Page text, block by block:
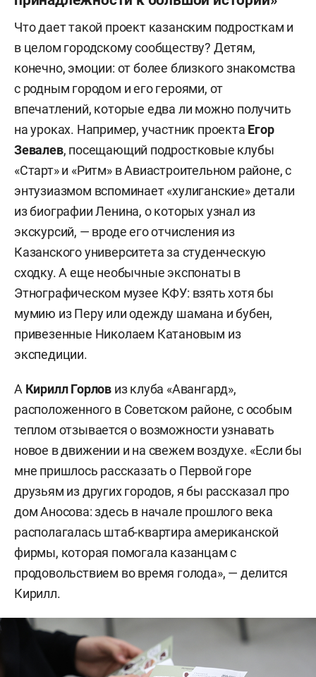
Что дает такой проект казанским подросткам и
в целом городскому сообществу? Детям,
конечно, эмоции: от более близкого знакомства
с родным городом и его героями, от
впечатлений, которые едва ли можно получить
на уроках. Например, участник проекта Егор
Зевалев, посещающий подростковые клубы
«Старт» и «Ритм» в Авиастроительном районе, с
энтузиазмом вспоминает «хулиганские» детали
из биографии Ленина, о которых узнал из
экскурсий, — вроде его отчисления из
Казанского университета за студенческую
сходку. А еще необычные экспонаты в
Этнографическом музее КФУ: взять хотя бы
мумию из Перу или одежду шамана и бубен,
привезенные Николаем Катановым из
экспедиции.
А Кирилл Горлов из клуба «Авангард»,
расположенного в Советском районе, с особым
теплом отзывается о возможности узнавать
новое в движении и на свежем воздухе. «Если бы
мне пришлось рассказать о Первой горе
друзьям из других городов, я бы рассказал про
дом Аносова: здесь в начале прошлого века
располагалась штаб-квартира американской
фирмы, которая помогала казанцам с
продовольствием во время голода», — делится
Кирилл.